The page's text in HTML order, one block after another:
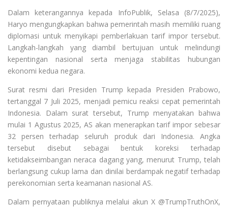
Dalam keterangannya kepada InfoPublik, Selasa (8/7/2025),
Haryo mengungkapkan bahwa pemerintah masih memiliki ruang
diplomasi untuk menyikapi pemberlakuan tarif impor tersebut.
Langkah-langkah yang diambil bertujuan untuk melindungi
kepentingan nasional serta menjaga stabilitas hubungan
ekonomi kedua negara.
Surat resmi dari Presiden Trump kepada Presiden Prabowo,
tertanggal 7 Juli 2025, menjadi pemicu reaksi cepat pemerintah
Indonesia. Dalam surat tersebut, Trump menyatakan bahwa
mulai 1 Agustus 2025, AS akan menerapkan tarif impor sebesar
32 persen terhadap seluruh produk dari Indonesia. Angka
tersebut disebut sebagai bentuk koreksi terhadap
ketidakseimbangan neraca dagang yang, menurut Trump, telah
berlangsung cukup lama dan dinilai berdampak negatif terhadap
perekonomian serta keamanan nasional AS.
Dalam pernyataan publiknya melalui akun X @TrumpTruthOnX,